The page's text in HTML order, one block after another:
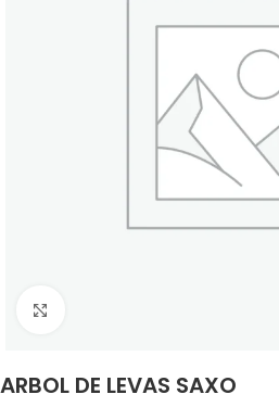
ARBOL DE LEVAS SAXO